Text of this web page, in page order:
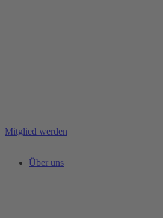
Mitglied werden
Über uns